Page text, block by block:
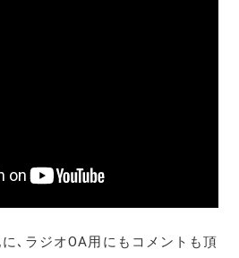
､ラジオOA用にもコメントも頂